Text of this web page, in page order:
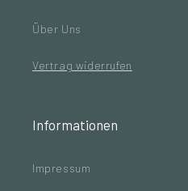
Über Uns
Vertrag widerrufen
Informationen
Impressum